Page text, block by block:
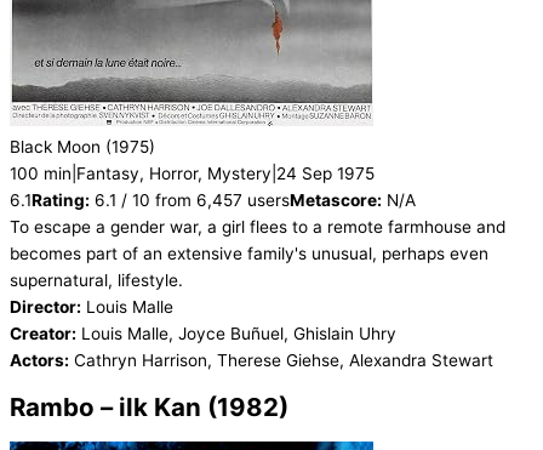
Black Moon (1975)
100 min Fantasy, Horror, Mystery 24 Sep 1975
6.1Rating: 6.1 / 10 from 6,457 usersMetascore: N/A
To escape a gender war, a girl flees to a remote farmhouse and
becomes part of an extensive family's unusual, perhaps even
supernatural, lifestyle.
Director: Louis Malle
Creator: Louis Malle, Joyce Buñuel, Ghislain Uhry
Actors: Cathryn Harrison, Therese Giehse, Alexandra Stewart
Rambo – ilk Kan (1982)